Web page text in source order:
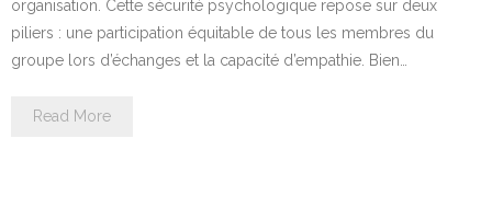
organisation. Cette sécurité psychologique repose sur deux
piliers : une participation équitable de tous les membres du
groupe lors d’échanges et la capacité d’empathie. Bien…
Read More